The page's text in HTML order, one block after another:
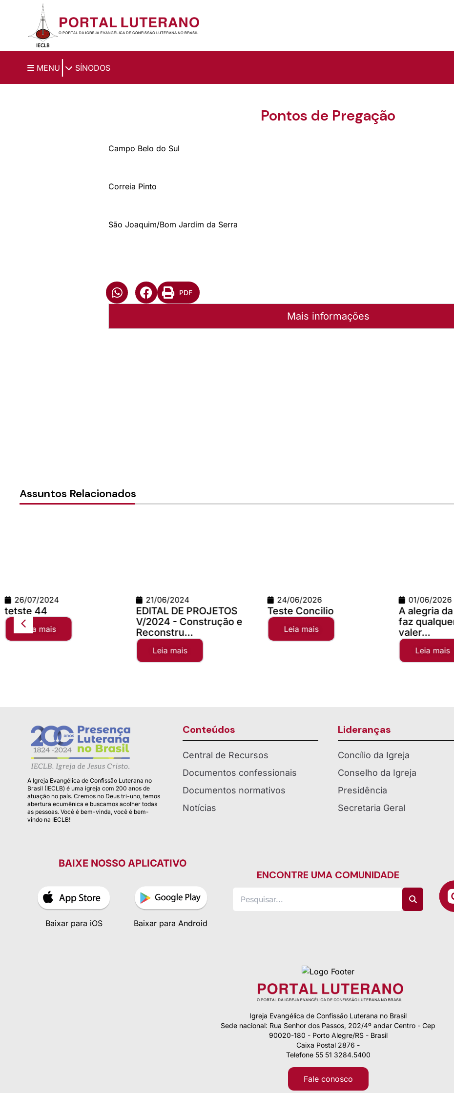
Ir para o conteúdo principal
MENU SÍNODOS
Pontos de Pregação
Campo Belo do Sul
Correia Pinto
São Joaquim/Bom Jardim da Serra
PDF
Mais informações
Assuntos Relacionados
21/06/2024
EDITAL DE PROJETOS
V/2024 - Construção e
Reconstru...
24/06/2026
Teste Concilio
Leia mais
01/06/2026
A alegria da comunhão
faz qualquer distância
valer...
02/
2025
Leia
A Igreja Evangélica de Confissão Luterana no
Brasil (IECLB) é uma igreja com 200 anos de
atuação no país. Cremos no Deus tri-uno, temos
abertura ecumênica e buscamos acolher todas
as pessoas. Você é bem-vinda, você é bem-
vindo na IECLB!
Conteúdos
Central de Recursos
Documentos confessionais
Documentos normativos
Notícias
Lideranças
Concílio da Igreja
Conselho da Igreja
Presidência
Secretaria Geral
BAIXE NOSSO APLICATIVO
Baixar para iOS Baixar para Android
ENCONTRE UMA COMUNIDADE
Igreja Evangélica de Confissão Luterana no Brasil
Sede nacional: Rua Senhor dos Passos, 202/4º andar Centro - Cep
90020-180 - Porto Alegre/RS - Brasil
Caixa Postal 2876 -
Telefone 55 51 3284.5400
Fale conosco